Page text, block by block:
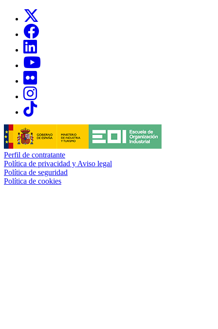
Links, Opens in this window
Links, Opens in this window
Links, Opens in this window
Links, Opens in this window
Links, Opens in this window
Perfil de contratante
Política de privacidad y Aviso legal
Política de seguridad
Política de cookies